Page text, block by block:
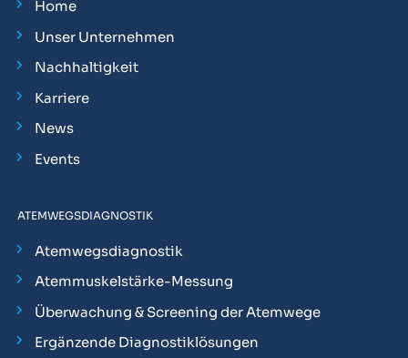
Home
Unser Unternehmen
Nachhaltigkeit
Karriere
News
Events
ATEMWEGSDIAGNOSTIK
Atemwegsdiagnostik
Atemmuskelstärke-Messung
Überwachung & Screening der Atemwege
Ergänzende Diagnostiklösungen